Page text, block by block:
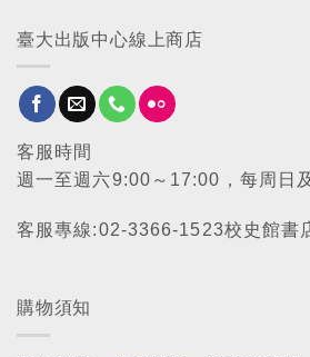
臺大出版中心線上商店
客服時間
週一至週六9:00～17:00，每周日
客服專線:02-3366-1523校史館書
購物須知